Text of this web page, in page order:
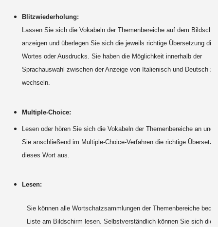
Blitzwiederholung:
Lassen Sie sich die Vokabeln der Themenbereiche auf dem
anzeigen und überlegen Sie sich die jeweils richtige Übersetzung
Wortes oder Ausdrucks. Sie haben die Möglichkeit innerhalb der
Sprachauswahl zwischen der Anzeige von Italienisch und Deutsch zu
wechseln.
Multiple-Choice:
Lesen oder hören Sie sich die Vokabeln der Themenbereiche an und
Sie anschließend im Multiple-Choice-Verfahren die richtige
dieses Wort aus.
Lesen:
Sie können alle Wortschatzsammlungen der Themenbereiche
Liste am Bildschirm lesen. Selbstverständlich können Sie sich